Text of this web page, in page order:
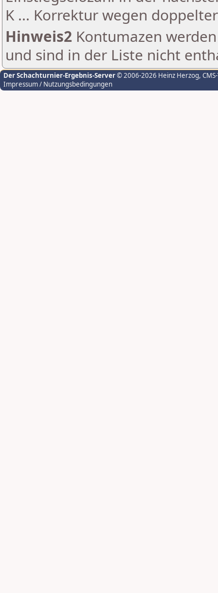
K ... Korrektur wegen
Hinweis2 Kontumazen
und sind in der Liste nicht
Der Schachturnier-Ergebnis-Server© 2006-2026 Heinz Herzog,
Impressum / Nutzungsbedingungen